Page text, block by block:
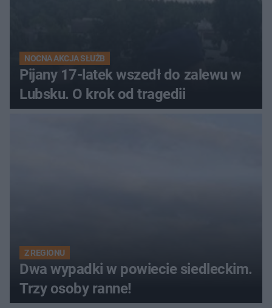
NOCNA AKCJA SŁUŻB
Pijany 17-latek wszedł do zalewu w
Lubsku. O krok od tragedii
Z REGIONU
Dwa wypadki w powiecie siedleckim.
Trzy osoby ranne!